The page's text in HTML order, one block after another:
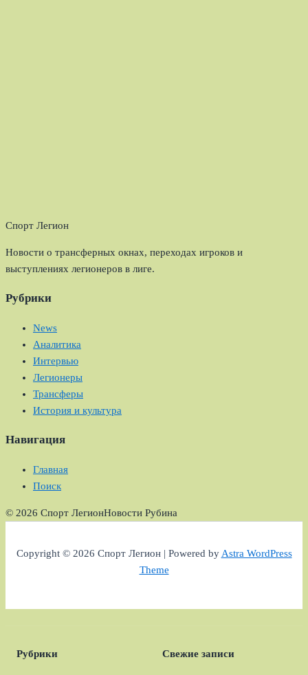
Спорт Легион
Новости о трансферных окнах, переходах игроков и
выступлениях легионеров в лиге.
Рубрики
News
Аналитика
Интервью
Легионеры
Трансферы
История и культура
Навигация
Главная
Поиск
© 2026 Спорт ЛегионНовости Рубина
Copyright © 2026 Спорт Легион | Powered byAstra WordPress
Theme
Рубрики Свежие записи